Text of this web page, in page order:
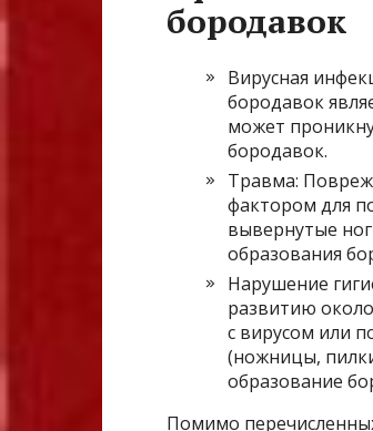
бородавок
Вирусная
бородавок
может
бородавок.
Травма:
фактором для
вывернутые
образования
Нарушение
развитию
с вирусом или
(ножницы,
образование
Помимо